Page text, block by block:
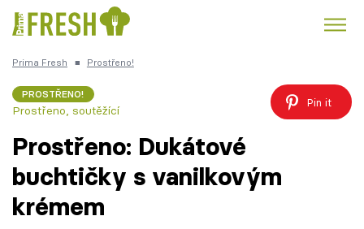
Česká kuchyně
Témata
Prima Fresh ■ Prostřeno!
PROSTŘENO!
Prostřeno, soutěžící
Pin it
Prostřeno: Dukátové
buchtičky s vanilkovým
krémem